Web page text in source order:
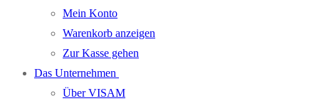
Mein Konto
Warenkorb anzeigen
Zur Kasse gehen
Das Unternehmen
Über VISAM